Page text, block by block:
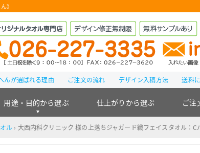
》
んが選ばれる理由 ご注文の流れ デザイン入稿方法 送料
用途・目的から選ぶ 仕上がりから選ぶ ご注
ル › 大西内科クリニック 様の上落ちジャガード織フェイスタオル：C